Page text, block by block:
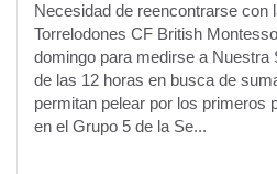
Necesidad de reencontrarse
Torrelodones CF British
domingo para medirse a Nuestra
de las 12 horas en busca de
permitan pelear por los primeros
en el Grupo 5 de la Se...